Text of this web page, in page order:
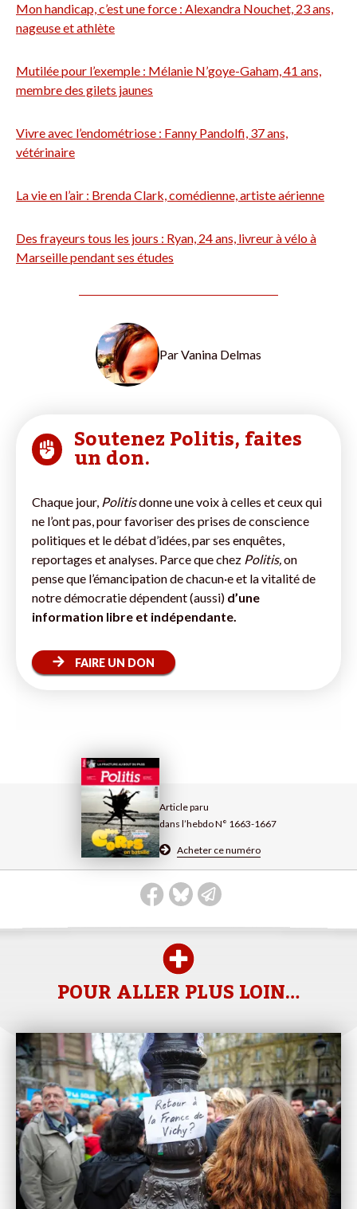
Article paru
dans l’hebdo N° 1663-1667
Acheter ce numéro
Mon handicap, c’est une force : Alexandra Nouchet, 23 ans,
nageuse et athlète
Mutilée pour l’exemple : Mélanie N’goye-Gaham, 41 ans,
membre des gilets jaunes
Vivre avec l’endométriose : Fanny Pandolfi, 37 ans,
vétérinaire
La vie en l’air : Brenda Clark, comédienne, artiste aérienne
Des frayeurs tous les jours : Ryan, 24 ans, livreur à vélo à
Marseille pendant ses études
ParVanina Delmas
Soutenez Politis, faites
un don.
Chaque jour, Politisdonne une voix à celles et ceux qui
ne l’ont pas, pour favoriser des prises de conscience
politiques et le débat d’idées, par ses enquêtes,
reportages et analyses. Parce que chez Politis, on
pense que l’émancipation de chacun·e et la vitalité de
notre démocratie dépendent (aussi) d’une
information libre et indépendante.
FAIRE UN DON
POUR ALLER PLUS LOIN…